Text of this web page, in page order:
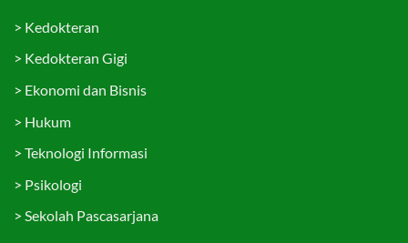
> Kedokteran
> Kedokteran Gigi
> Ekonomi dan Bisnis
> Hukum
> Teknologi Informasi
> Psikologi
> Sekolah Pascasarjana